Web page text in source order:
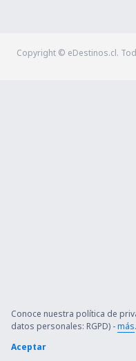
Copyright © eDestinos.cl.
Conoce nuestra política de
datos personales: RGPD) -más.
Aceptar